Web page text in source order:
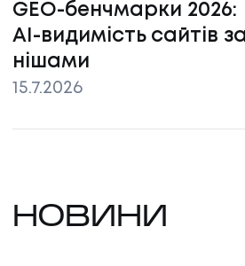
GEO-бенчмарки 2026:
AI-видимість сайтів за
нішами
15.7.2026
НОВИНИ